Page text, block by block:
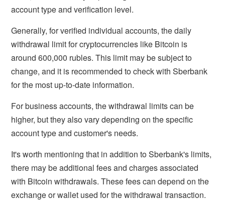
account type and verification level.
Generally, for verified individual accounts, the daily
withdrawal limit for cryptocurrencies like Bitcoin is
around 600,000 rubles. This limit may be subject to
change, and it is recommended to check with Sberbank
for the most up-to-date information.
For business accounts, the withdrawal limits can be
higher, but they also vary depending on the specific
account type and customer's needs.
It's worth mentioning that in addition to Sberbank's limits,
there may be additional fees and charges associated
with Bitcoin withdrawals. These fees can depend on the
exchange or wallet used for the withdrawal transaction.